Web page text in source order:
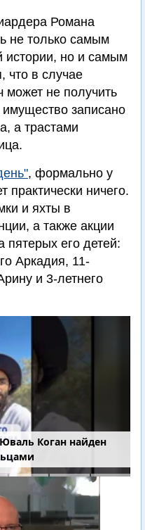
Романа
не только самым
истории, но и самым
что в случае
не получить
имущество записано
а трастами
, формально у
практически ничего.
и яхты в
а также акции
пятерых его детей:
Аркадия, 11-
и 3-летнего
Коган найден